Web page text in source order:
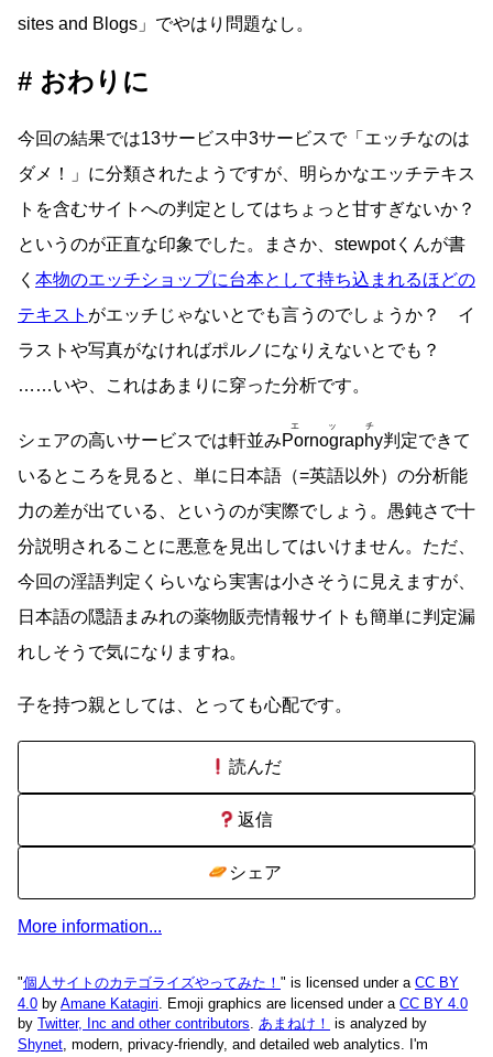
sites and Blogs」でやはり問題なし。
おわりに
今回の結果では13サービス中3サービスで「エッチなのは
ダメ！」に分類されたようですが、明らかなエッチテキス
トを含むサイトへの判定としてはちょっと甘すぎないか？
というのが正直な印象でした。まさか、stewpotくんが書
く 本物のエッチショップに台本として持ち込まれるほどの
テキスト がエッチじゃないとでも言うのでしょうか？ イ
ラストや写真がなければポルノになりえないとでも？
……いや、これはあまりに穿った分析です。
シェアの高いサービスでは軒並みPornography
エッチ
判定できて
いるところを見ると、単に日本語（=英語以外）の分析能
力の差が出ている、というのが実際でしょう。愚鈍さで十
分説明されることに悪意を見出してはいけません。ただ、
今回の淫語判定くらいなら実害は小さそうに見えますが、
日本語の隠語まみれの薬物販売情報サイトも簡単に判定漏
れしそうで気になりますね。
子を持つ親としては、とっても心配です。
読んだ
返信
シェア
More information...
"個人サイトのカテゴライズやってみた！ " is licensed under a CC BY
4.0 by Amane Katagiri. Emoji graphics are licensed under a CC BY 4.0
by Twitter, Inc and other contributors. あまねけ！ is analyzed by
Shynet, modern, privacy-friendly, and detailed web analytics. I'm